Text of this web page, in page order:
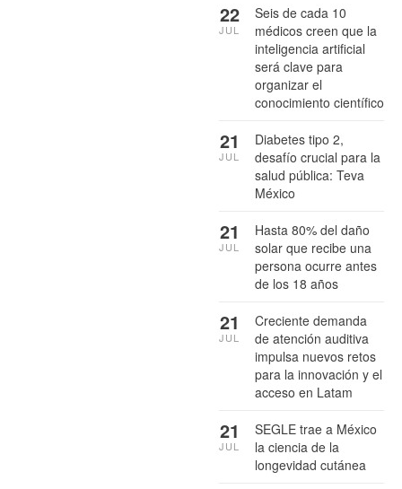
Seis de cada 10
médicos creen que la
inteligencia artificial
será clave para
organizar el
conocimiento científico
22
JUL
Diabetes tipo 2,
desafío crucial para la
salud pública: Teva
México
21
JUL
Hasta 80% del daño
solar que recibe una
persona ocurre antes
de los 18 años
21
JUL
Creciente demanda
de atención auditiva
impulsa nuevos retos
para la innovación y el
acceso en Latam
21
JUL
SEGLE trae a México
la ciencia de la
longevidad cutánea
21
JUL